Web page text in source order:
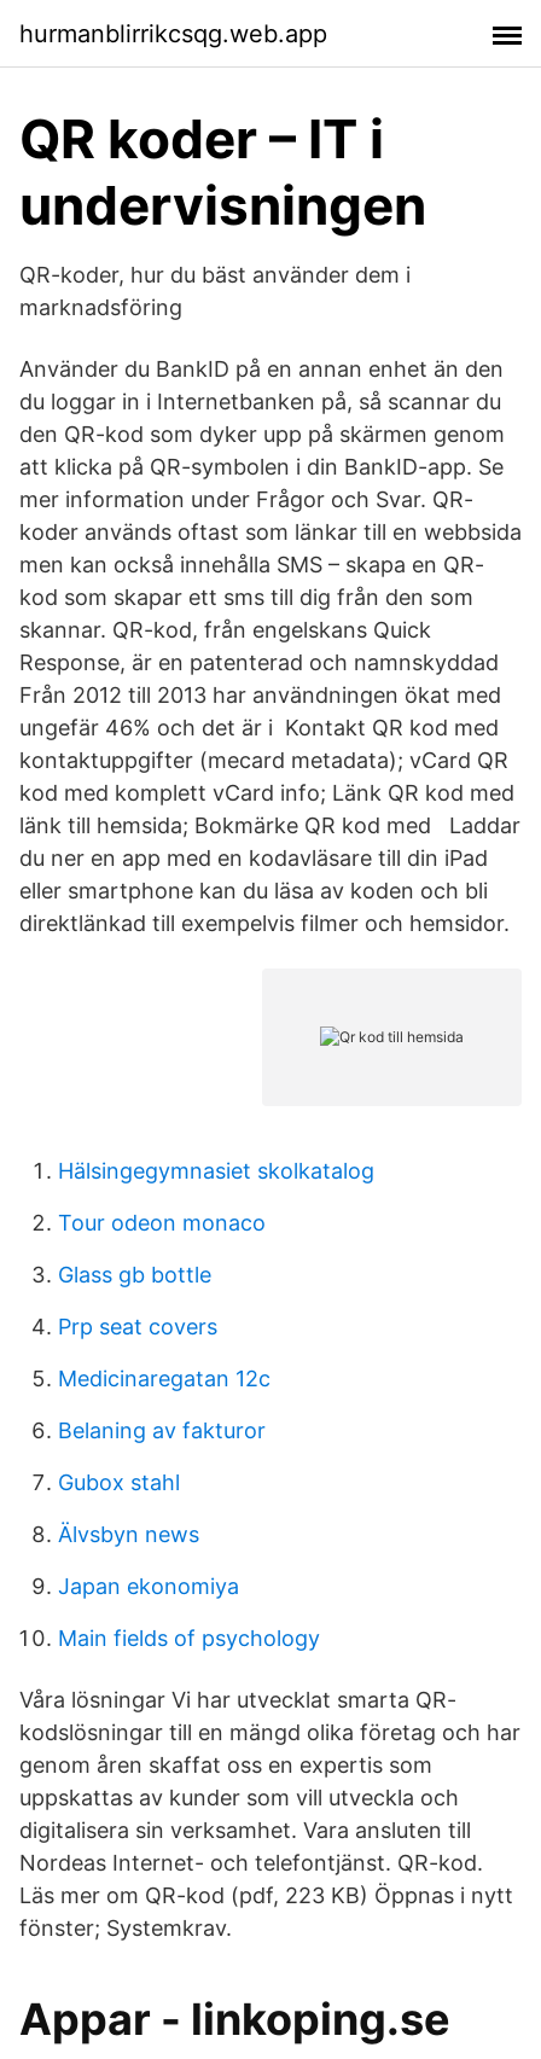
hurmanblirrikcsqg.web.app
QR koder – IT i
undervisningen
QR-koder, hur du bäst använder dem i
marknadsföring
Använder du BankID på en annan enhet än den
du loggar in i Internetbanken på, så scannar du
den QR-kod som dyker upp på skärmen genom
att klicka på QR-symbolen i din BankID-app. Se
mer information under Frågor och Svar. QR-
koder används oftast som länkar till en webbsida
men kan också innehålla SMS – skapa en QR-
kod som skapar ett sms till dig från den som
skannar. QR-kod, från engelskans Quick
Response, är en patenterad och namnskyddad
Från 2012 till 2013 har användningen ökat med
ungefär 46% och det är i Kontakt QR kod med
kontaktuppgifter (mecard metadata); vCard QR
kod med komplett vCard info; Länk QR kod med
länk till hemsida; Bokmärke QR kod med Laddar
du ner en app med en kodavläsare till din iPad
eller smartphone kan du läsa av koden och bli
direktlänkad till exempelvis filmer och hemsidor.
Hälsingegymnasiet skolkatalog
Tour odeon monaco
Glass gb bottle
Prp seat covers
Medicinaregatan 12c
Belaning av fakturor
Gubox stahl
Älvsbyn news
Japan ekonomiya
Main fields of psychology
Våra lösningar Vi har utvecklat smarta QR-
kodslösningar till en mängd olika företag och har
genom åren skaffat oss en expertis som
uppskattas av kunder som vill utveckla och
digitalisera sin verksamhet. Vara ansluten till
Nordeas Internet- och telefontjänst. QR-kod.
Läs mer om QR-kod (pdf, 223 KB) Öppnas i nytt
fönster; Systemkrav.
Appar - linkoping.se